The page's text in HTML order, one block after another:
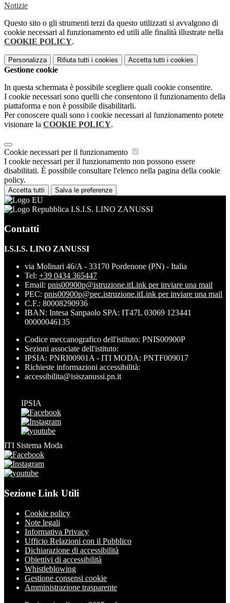
Notizie
Questo sito o gli strumenti terzi da questo utilizzati si avvalgono di
cookie necessari al funzionamento ed utili alle finalità illustrate nella
COOKIE POLICY.
Personalizza Rifiuta tutti i cookies Accetta tutti i cookies
Gestione cookie
In questa schermata è possibile scegliere quali cookie consentire.
I cookie necessari sono quelli che consentono il funzionamento della
piattaforma e non è possibile disabilitarli.
Per conoscere quali sono i cookie necessari al funzionamento potete
visionare la COOKIE POLICY.
Cookie necessari per il funzionamento
I cookie necessari per il funzionamento non possono essere
disabilitati. È possibile consultare l'elenco nella pagina della cookie
policy.
Accetta tutti Salva le preferenze
I.S.I.S. LINO ZANUSSI
Contatti
I.S.I.S. LINO ZANUSSI
via Molinari 46/A - 33170 Pordenone (PN) - Italia
Tel: +39 0434 365447
Email: pnis00900p@istruzione.itLink per inviare una mail
PEC: pnis00900p@pec.istruzione.itLink per inviare una mail
C.F.: 80008290936
IBAN: Intesa Sanpaolo SPA: IT47L 03069 123441
00000046135
Codice meccanografico dell'istituto: PNIS00900P
Sezioni associate dell'istituto:
IPSIA: PNRI00901A - ITI MODA: PNTF009017
Richieste informazioni accessibilità:
accessibilita@isiszanussi.pn.it
IPSIA
ITI Sistema Moda
Sezione Link Utili
Cookie policy
Note legali
Informativa Privacy
Ufficio Relazioni con il Pubblico
Dichiarazione di accessibilità
Obiettivi di accessibilità
Whistleblowing
Gestione consensi cookie
Amministrazione trasparente